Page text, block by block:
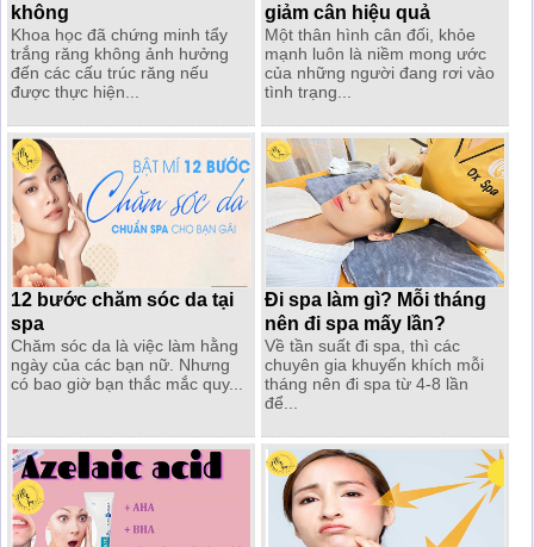
không
Khoa học đã chứng minh tẩy
trắng răng không ảnh hưởng
đến các cấu trúc răng nếu
được thực hiện...
giảm cân hiệu quả
Một thân hình cân đối, khỏe
mạnh luôn là niềm mong ước
của những người đang rơi vào
tình trạng...
12 bước chăm sóc da tại
spa
Chăm sóc da là việc làm hằng
ngày của các bạn nữ. Nhưng
có bao giờ bạn thắc mắc quy...
Đi spa làm gì? Mỗi tháng
nên đi spa mấy lần?
Về tần suất đi spa, thì các
chuyên gia khuyến khích mỗi
tháng nên đi spa từ 4-8 lần
để...